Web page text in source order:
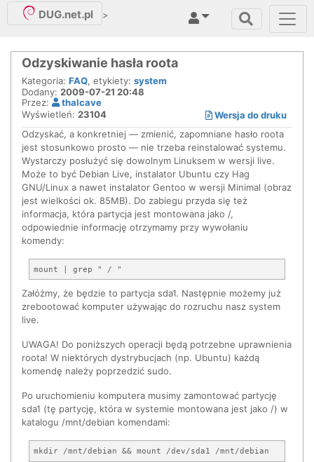
DUG.net.pl >
Odzyskiwanie hasła roota
Kategoria: FAQ, etykiety: system
Dodany: 2009-07-21 20:48
Przez:
thalcave
Wersja do druku
Wyświetleń: 23104
Odzyskać, a konkretniej — zmienić, zapomniane hasło roota
jest stosunkowo prosto — nie trzeba reinstalować systemu.
Wystarczy posłużyć się dowolnym Linuksem w wersji live.
Może to być Debian Live, instalator Ubuntu czy Hag
GNU/Linux a nawet instalator Gentoo w wersji Minimal (obraz
jest wielkości ok. 85MB). Do zabiegu przyda się też
informacja, która partycja jest montowana jako /,
odpowiednie informację otrzymamy przy wywołaniu
komendy:
Załóżmy, że będzie to partycja sda1. Następnie możemy już
zrebootować komputer używając do rozruchu nasz system
live.
UWAGA! Do poniższych operacji będą potrzebne uprawnienia
roota! W niektórych dystrybucjach (np. Ubuntu) każdą
komendę należy poprzedzić sudo.
Po uruchomieniu komputera musimy zamontować partycję
sda1 (tę partycję, która w systemie montowana jest jako /) w
katalogu /mnt/debian komendami: